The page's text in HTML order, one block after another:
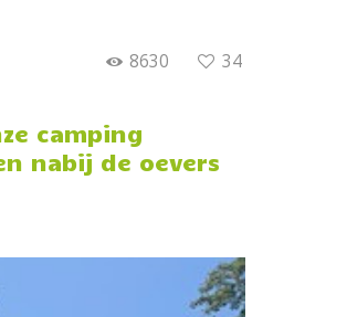
8630 34
camping
nabij de oevers